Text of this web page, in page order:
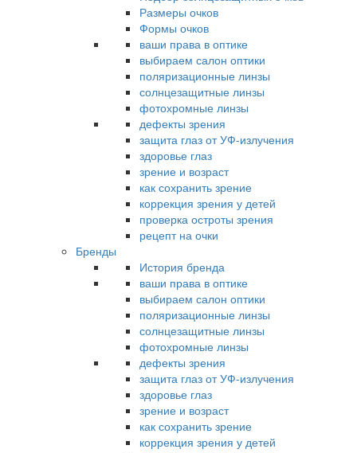
Размеры очков
Формы очков
ваши права в оптике
выбираем салон оптики
поляризационные линзы
солнцезащитные линзы
фотохромные линзы
дефекты зрения
защита глаз от УФ-излучения
здоровье глаз
зрение и возраст
как сохранить зрение
коррекция зрения у детей
проверка остроты зрения
рецепт на очки
Бренды
История бренда
ваши права в оптике
выбираем салон оптики
поляризационные линзы
солнцезащитные линзы
фотохромные линзы
дефекты зрения
защита глаз от УФ-излучения
здоровье глаз
зрение и возраст
как сохранить зрение
коррекция зрения у детей